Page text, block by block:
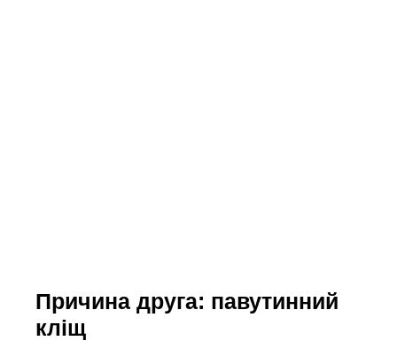
Причина друга: павутинний
кліщ